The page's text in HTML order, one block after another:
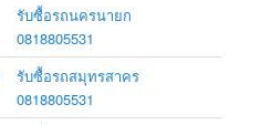
รับซื้อรถนครนายก
0818805531
รับซื้อรถสมุทรสาคร
0818805531